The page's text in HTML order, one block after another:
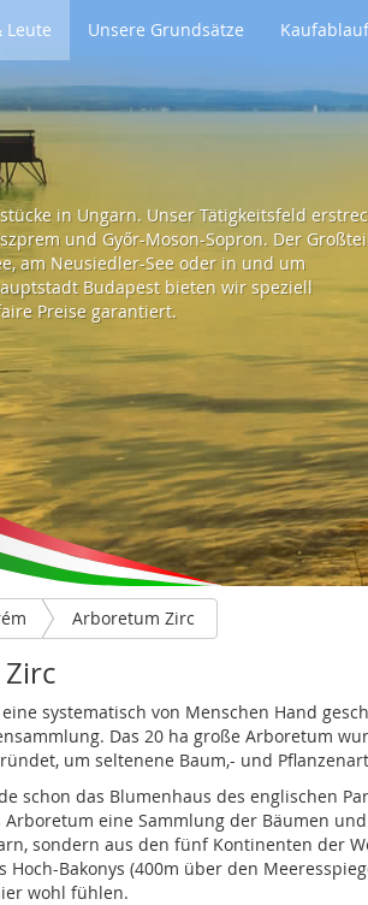
Leute Unsere Grundsätze Kaufablauf
in Ungarn. Unser Tätigkeitsfeld
und Győr-Moson-Sopron. Der
am Neusiedler-See oder in und um
Budapest bieten wir speziell
Preise garantiert.
Arboretum Zirc
systematisch von Menschen Hand
Das 20 ha große Arboretum
um seltenene Baum,- und
schon das Blumenhaus des englischen
Arboretum eine Sammlung der Bäumen
sondern aus den fünf Kontinenten der
Hoch-Bakonys (400m über den
wohl fühlen.